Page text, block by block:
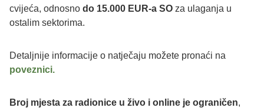
cvijeća, odnosno do 15.000 EUR-a SO za ulaganja u
ostalim sektorima.
Detaljnije informacije o natječaju možete pronaći na
poveznici.
Broj mjesta za radionice u živo i online je ograničen,